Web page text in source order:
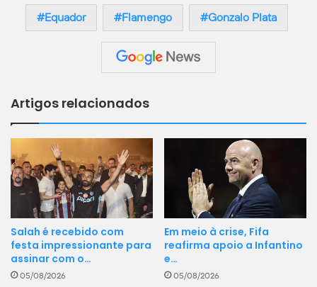
Equador Flamengo Gonzalo Plata
Artigos relacionados
Salah é recebido com
festa impressionante para
assinar com o…
05/08/2026
Em meio à crise, Fifa
reafirma apoio a Infantino
e…
05/08/2026